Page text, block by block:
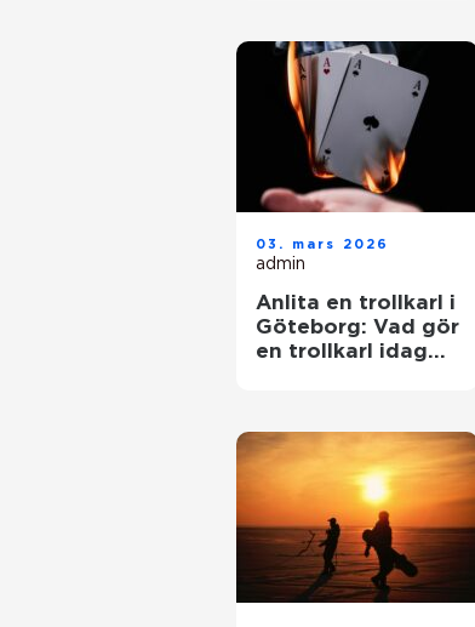
03. mars 2026
admin
Anlita en trollkarl i
Göteborg: Vad gör
en trollkarl idag